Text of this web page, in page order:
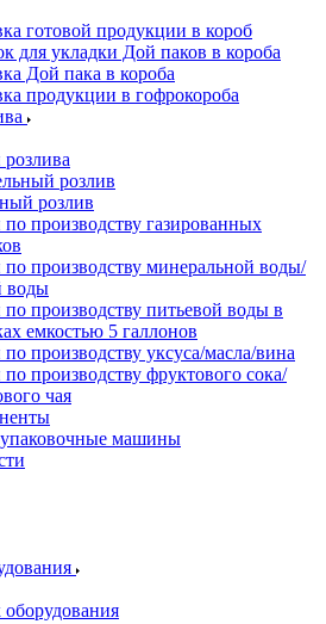
готовой продукции в короб
для укладки Дой паков в короба
Дой пака в короба
продукции в гофрокороба
розлив
розлив
производству газированных
производству минеральной воды/
воды
производству питьевой воды в
емкостью 5 галлонов
производству уксуса/масла/вина
производству фруктового сока/
чая
машины
оборудования